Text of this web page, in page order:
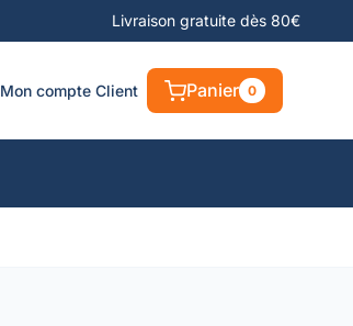
Livraison gratuite dès 80€
Mon compte Client Panier 0